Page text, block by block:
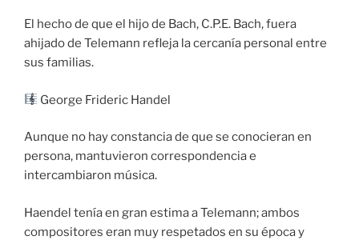
El hecho de que el hijo de Bach, C.P.E. Bach, fuera
ahijado de Telemann refleja la cercanía personal entre
sus familias.
George Frideric Handel
Aunque no hay constancia de que se conocieran en
persona, mantuvieron correspondencia e
intercambiaron música.
Haendel tenía en gran estima a Telemann; ambos
compositores eran muy respetados en su época y